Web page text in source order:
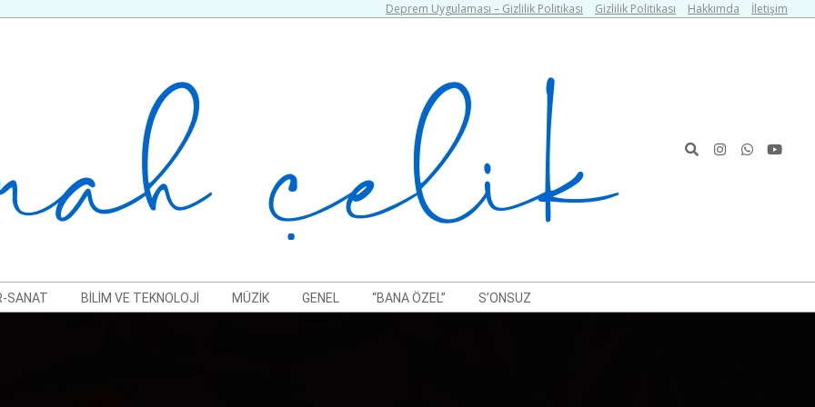
Deprem Uygulaması – Gizlilik Politikası Gizlilik Politikası Hakkımda İletişim
Search
SANAT BILIM VE TEKNOLOJI MÜZIK GENEL “BANA ÖZEL” S’ONSUZ